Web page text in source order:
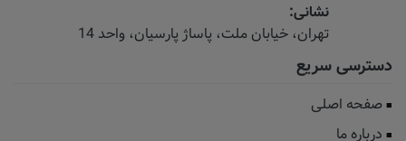
نشانی:
تهران، خیابان‌ ملت، پاساژ‌ پارسیان، واحد 14
دسترسی سریع
صفحه اصلی
درباره ما